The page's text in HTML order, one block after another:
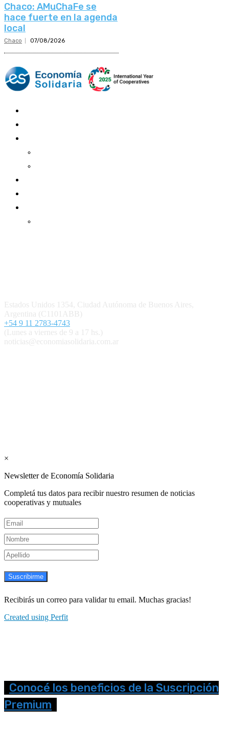
Chaco: AMuChaFe se
hace fuerte en la agenda
local
Chaco 07/08/2026
Estados Unidos 1354, Ciudad Autónoma de Buenos Aires,
Argentina (C1101ABB)
+54 9 11 2783-4743
(Lunes a viernes de 9 a 17 hs.)
noticias@economiasolidaria.com.ar
×
Newsletter de Economía Solidaria
Completá tus datos para recibir nuestro resumen de noticias
cooperativas y mutuales
Suscribirme
Recibirás un correo para validar tu email. Muchas gracias!
Created using Perfit
Conocé los beneficios de la Suscripción
Premium